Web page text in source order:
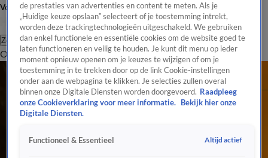
Volg Hart van Nederland
Zoeken
OverzichtRegioUitzendingenWeerTip de redactiePanelVideo's
de prestaties van advertenties en content te meten. Als je
„Huidige keuze opslaan” selecteert of je toestemming intrekt,
worden deze trackingtechnologieën uitgeschakeld. We gebruiken
dan enkel functionele en essentiële cookies om de website goed te
laten functioneren en veilig te houden. Je kunt dit menu op ieder
moment opnieuw openen om je keuzes te wijzigen of om je
toestemming in te trekken door op de link Cookie-instellingen
onder aan de webpagina te klikken. Je selecties zullen overal
binnen onze Digitale Diensten worden doorgevoerd. Raadpleeg
onze Cookieverklaring voor meer informatie.
Bekijk hier onze
Digitale Diensten.
Functioneel & Essentieel Altijd actief